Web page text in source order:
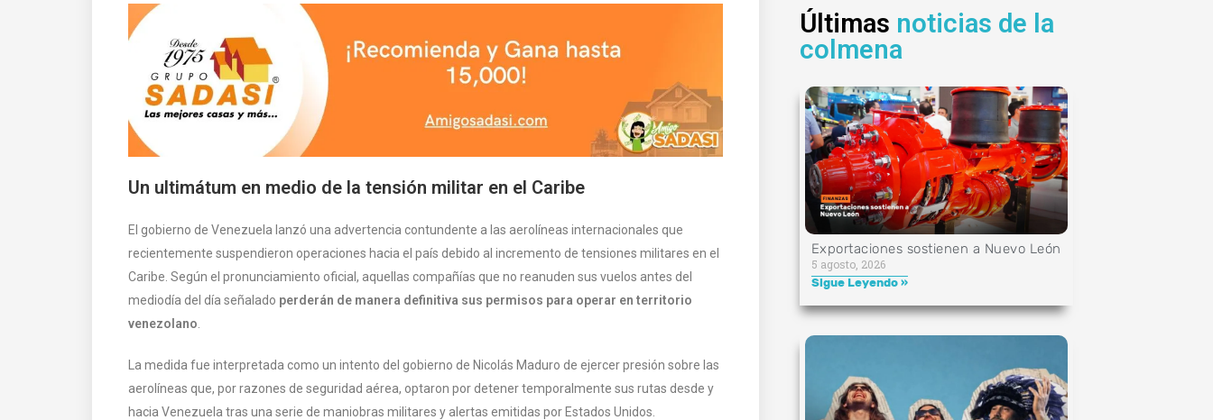
Un ultimátum en medio de la tensión militar en el Caribe
El gobierno de Venezuela lanzó una advertencia contundente a las aerolíneas internacionales que
recientemente suspendieron operaciones hacia el país debido al incremento de tensiones militares en el
Caribe. Según el pronunciamiento oficial, aquellas compañías que no reanuden sus vuelos antes del
mediodía del día señalado perderán de manera definitiva sus permisos para operar en territorio
venezolano
La medida fue interpretada como un intento del gobierno de Nicolás Maduro de ejercer presión sobre las
aerolíneas que, por razones de seguridad aérea, optaron por detener temporalmente sus rutas desde y
hacia Venezuela tras una serie de maniobras militares y alertas emitidas por Estados Unidos.
Últimas noticias de la
colmena
Exportaciones sostienen a Nuevo León
5 agosto, 2026
Sigue Leyendo »